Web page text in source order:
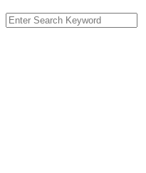
Search